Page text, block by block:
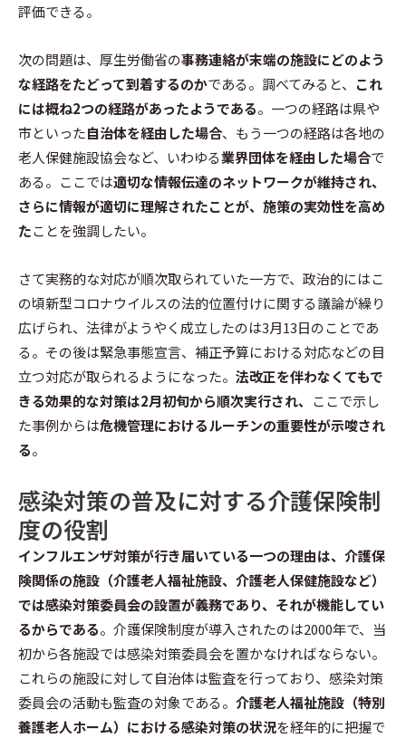
評価できる。
次の問題は、厚生労働省の事務連絡が末端の施設にどのよう
な経路をたどって到着するのかである。調べてみると、 これ
には概ね2つの経路があったようである。一つの経路は県や
市といった自治体を経由した場合、もう一つの経路は各地の
老人保健施設協会など、いわゆる業界団体を経由した場合で
ある。ここでは適切な情報伝達のネットワークが維持され、
さらに情報が適切に理解されたことが、施策の実効性を高め
たことを強調したい。
さて実務的な対応が順次取られていた一方で、政治的にはこ
の頃新型コロナウイルスの法的位置付けに関する議論が繰り
広げられ、法律がようやく成立したのは3月13日のことであ
る。その後は緊急事態宣言、補正予算における対応などの目
立つ対応が取られるようになった。 法改正を伴わなくてもで
きる効果的な対策は2月初旬から順次実行され、 ここで示し
た事例からは危機管理におけるルーチンの重要性が示唆され
る。
感染対策の普及に対する介護保険制
度の役割
インフルエンザ対策が行き届いている一つの理由は、介護保
険関係の施設（介護老人福祉施設、介護老人保健施設など）
では感染対策委員会の設置が義務であり、それが機能してい
るからである。介護保険制度が導入されたのは2000年で、当
初から各施設では感染対策委員会を置かなければならない。
これらの施設に対して自治体は監査を行っており、感染対策
委員会の活動も監査の対象である。 介護老人福祉施設（特別
養護老人ホーム）における感染対策の状況を経年的に把握で